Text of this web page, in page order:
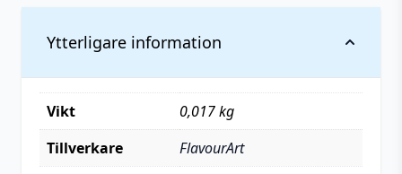
Ytterligare information
Vikt
0,017 kg
Tillverkare
FlavourArt